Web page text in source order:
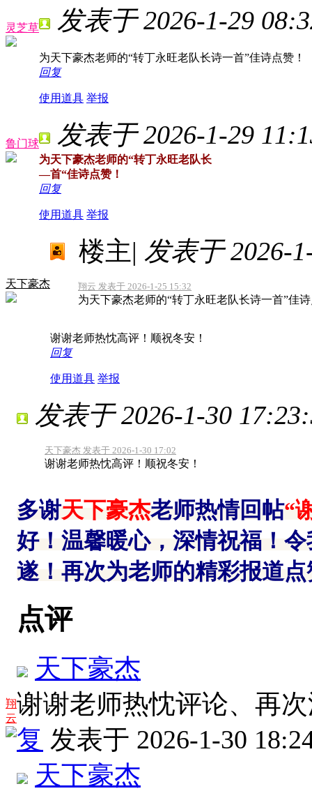
灵芝草 发表于 2026-1-29
为天下豪杰老师的“转丁永旺老队长诗一首”佳诗点赞！
回复
使用道具 举报
鲁门球 发表于 2026-1-29
为天下豪杰老师的“转丁永旺老队长
―首“佳诗点赞！
回复
使用道具 举报
天下豪杰
楼主| 发表于 2026-
翔云 发表于 2026-1-25 15:32
为天下豪杰老师的“转丁永旺老队长诗一首”佳
谢谢老师热忱高评！顺祝冬安！
回复
使用道具 举报
翔
云
发表于 2026-1-30
天下豪杰 发表于 2026-1-30 17:02
谢谢老师热忱高评！顺祝冬安！
多谢天下豪杰老师热情回帖“
好！温馨暖心，深情祝福！
遂！再次为老师的精彩报道点
点评
天下豪杰
谢谢老师热忱评论、再
复 发表于 2026-1-30
天下豪杰